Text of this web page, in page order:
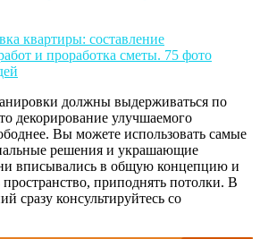
должны выдерживаться по
декорирование улучшаемого
Вы можете использовать самые
решения и украшающие
вписывались в общую концепцию и
приподнять потолки. В
сразу консультируйтесь со